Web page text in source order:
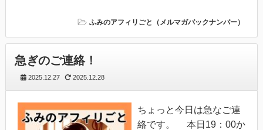
ふみのアフィリごと（メルマガバックナンバー）
急ぎのご連絡！
2025.12.27 2025.12.28
ちょっと今日は急なご連
絡です。 本日19：00か